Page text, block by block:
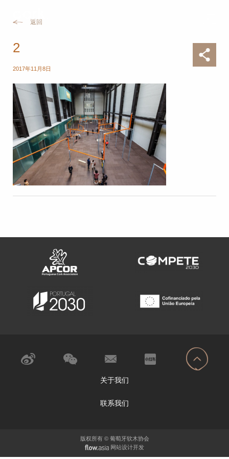
返回
2
2017年11月8日
关于我们
联系我们
版权所有 © 葡萄牙软木协会
网站设计开发